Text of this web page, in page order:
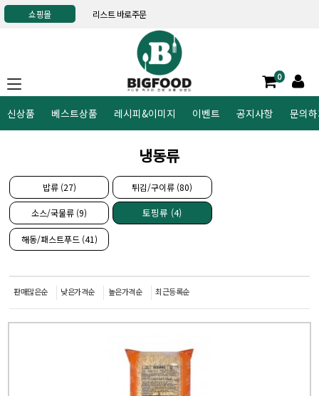
쇼핑몰 리스트 바로주문
0
신상품 베스트상품 레시피&이미지 이벤트 공지사항 문의
냉동류
밥류 (27) 튀김/구이류 (80)
소스/국물류 (9) 토핑류 (4)
해동/패스트푸드 (41)
판매많은순 낮은가격순 높은가격순 최근등록순